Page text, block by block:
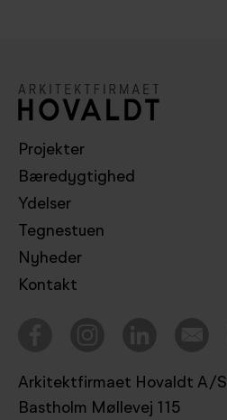
Projekter
Bæredygtighed
Ydelser
Tegnestuen
Nyheder
Kontakt
Arkitektfirmaet Hovaldt A/S
Bastholm Møllevej 115